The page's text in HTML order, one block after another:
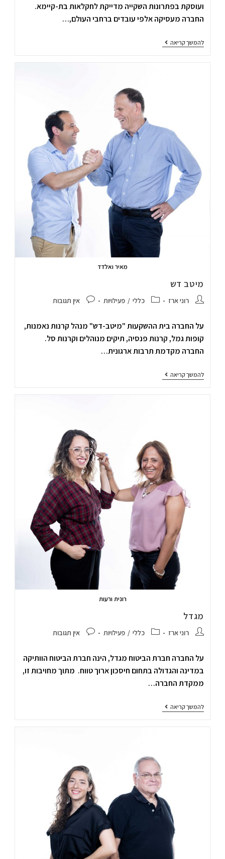
ועוסקת בפתרונות השקייה מדייקת לחקלאות בת-קיימא.
החברה מעסיקה אלפי עובדים ברחבי העולם,…
להמשך קריאה
מאיר ואלדד
מיטב דש
רוני ארז כללי / פעילויות אין תגובות
על החברה בית ההשקעות "מיטב-דש" מנהל קרנות נאמנות,
קופות גמל, קרנות פנסיה, תיקים מנוהלים וקרנות סל.
החברה מקדמת תרבות ארגונית…
להמשך קריאה
רונית ורעות
מגדל
רוני ארז כללי / פעילויות אין תגובות
על החברה חברת הביטוח מגדל, הינה חברת הביטוח הוותיקה
במדינה והגדולה בתחום חיסכון ארוך טווח. מתוך מחויבות זו,
ממקדת החברה…
להמשך קריאה